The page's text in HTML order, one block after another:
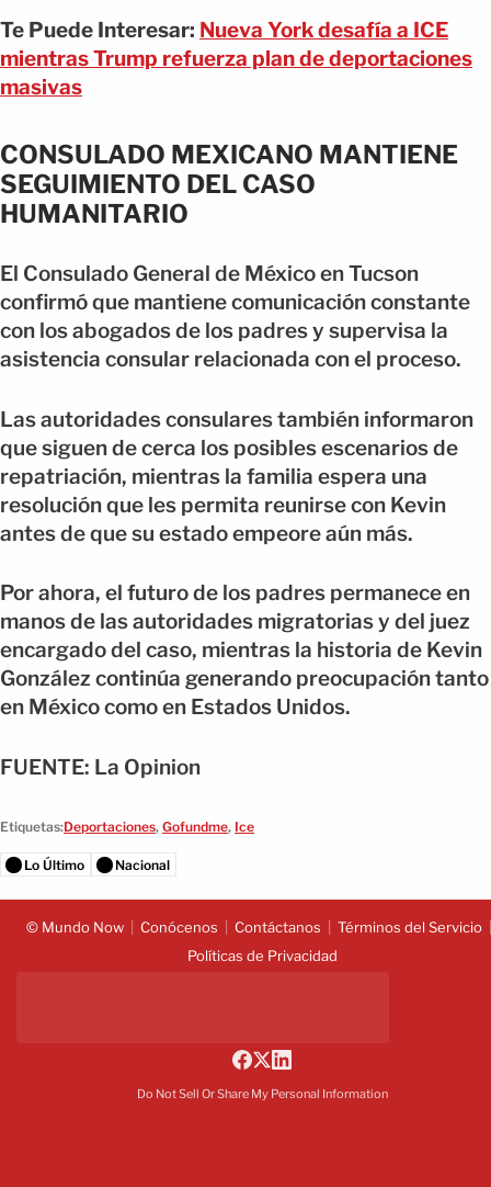
Te Puede Interesar: Nueva York desafía a ICE
mientras Trump refuerza plan de deportaciones
masivas
CONSULADO MEXICANO MANTIENE
SEGUIMIENTO DEL CASO
HUMANITARIO
El Consulado General de México en Tucson
confirmó que mantiene comunicación constante
con los abogados de los padres y supervisa la
asistencia consular relacionada con el proceso.
Las autoridades consulares también informaron
que siguen de cerca los posibles escenarios de
repatriación, mientras la familia espera una
resolución que les permita reunirse con Kevin
antes de que su estado empeore aún más.
Por ahora, el futuro de los padres permanece en
manos de las autoridades migratorias y del juez
encargado del caso, mientras la historia de Kevin
González continúa generando preocupación tanto
en México como en Estados Unidos.
FUENTE: La Opinion
Etiquetas:Deportaciones, Gofundme, Ice
Lo Último Nacional
© Mundo Now Conócenos Contáctanos
Términos del Servicio
Políticas de Privacidad
Do Not Sell Or Share My Personal Information